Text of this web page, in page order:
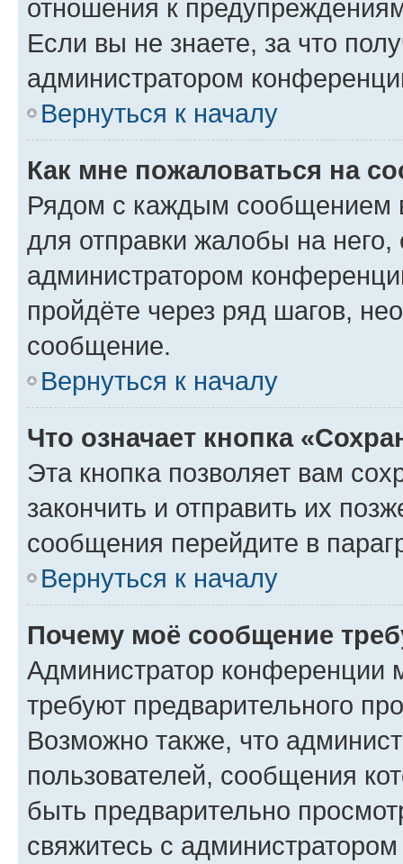
отношения к
Если вы не знаете, за что
администратором
Вернуться к началу
Как мне пожаловаться на
Рядом с каждым сообщением
для отправки жалобы на
администратором
пройдёте через ряд шагов,
сообщение.
Вернуться к началу
Что означает кнопка
Эта кнопка позволяет вам
закончить и отправить их
сообщения перейдите в
Вернуться к началу
Почему моё сообщение
Администратор конференции
требуют предварительного
Возможно также, что
пользователей, сообщения
быть предварительно
свяжитесь с